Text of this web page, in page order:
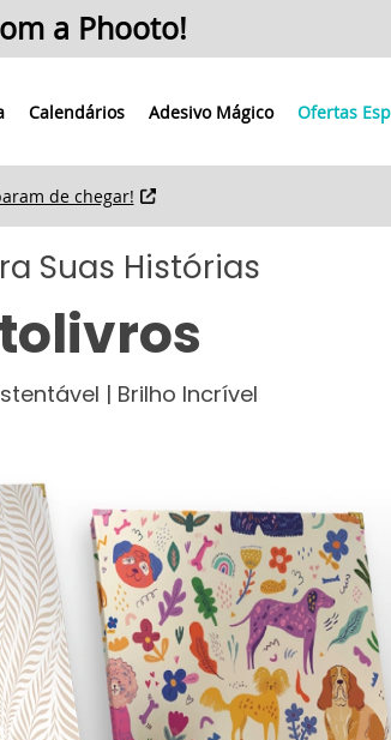
a Phooto!
Calendários Adesivo Mágico Ofertas
de chegar!
Suas Histórias
| Brilho Incrível